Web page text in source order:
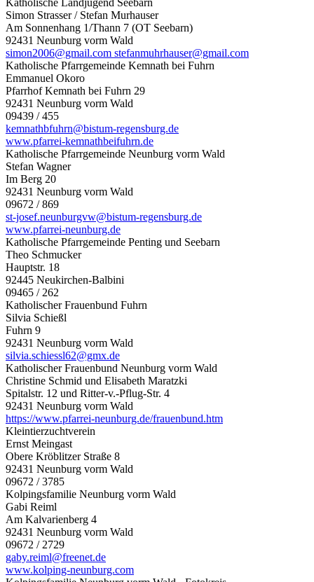
Simon Strasser / Stefan Murhauser
Am Sonnenhang 1/Thann 7 (OT Seebarn)
92431 Neunburg vorm Wald
simon2006@gmail.com stefanmuhrhauser@gmail.com
Katholische Pfarrgemeinde Kemnath bei Fuhrn
Emmanuel Okoro
Pfarrhof Kemnath bei Fuhrn 29
92431 Neunburg vorm Wald
09439 / 455
kemnathbfuhrn@bistum-regensburg.de
www.pfarrei-kemnathbeifuhrn.de
Katholische Pfarrgemeinde Neunburg vorm Wald
Stefan Wagner
Im Berg 20
92431 Neunburg vorm Wald
09672 / 869
st-josef.neunburgvw@bistum-regensburg.de
www.pfarrei-neunburg.de
Katholische Pfarrgemeinde Penting und Seebarn
Theo Schmucker
Hauptstr. 18
92445 Neukirchen-Balbini
09465 / 262
Katholischer Frauenbund Fuhrn
Silvia Schießl
Fuhrn 9
92431 Neunburg vorm Wald
silvia.schiessl62@gmx.de
Katholischer Frauenbund Neunburg vorm Wald
Christine Schmid und Elisabeth Maratzki
Spitalstr. 12 und Ritter-v.-Pflug-Str. 4
92431 Neunburg vorm Wald
https://www.pfarrei-neunburg.de/frauenbund.htm
Kleintierzuchtverein
Ernst Meingast
Obere Kröblitzer Straße 8
92431 Neunburg vorm Wald
09672 / 3785
Kolpingsfamilie Neunburg vorm Wald
Gabi Reiml
Am Kalvarienberg 4
92431 Neunburg vorm Wald
09672 / 2729
gaby.reiml@freenet.de
www.kolping-neunburg.com